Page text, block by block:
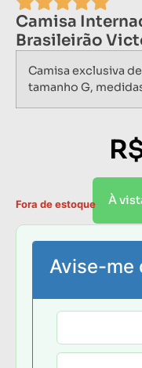
Camisa
Brasileirão
Camisa exclusiva
tamanho G,
À
Fora de estoque
Avise-me